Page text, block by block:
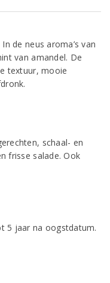
de neus aroma’s van
van amandel. De
textuur, mooie
schaal- en
frisse salade. Ook
5 jaar na oogstdatum.